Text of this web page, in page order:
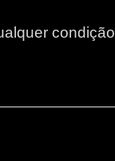
condição